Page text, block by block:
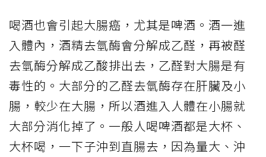
喝酒也會引起大腸癌，尤其是啤酒。酒一進
入體內，酒精去氫酶會分解成乙醛，再被醛
去氫酶分解成乙酸排出去，乙醛對大腸是有
毒性的。大部分的乙醛去氫酶存在肝臟及小
腸，較少在大腸，所以酒進入人體在小腸就
大部分消化掉了。一般人喝啤酒都是大杯、
大杯喝，一下子沖到直腸去，因為量大、沖